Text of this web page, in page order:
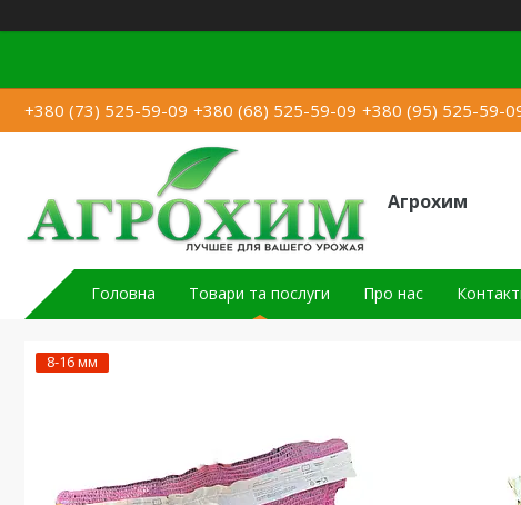
+380 (73) 525-59-09 +380 (68) 525-59-09 +380 (95) 525-59-
Агрохим
Головна Товари та послуги Про нас
8-16 мм